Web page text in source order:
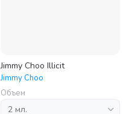
Jimmy Choo Illicit
Jimmy Choo
Объем